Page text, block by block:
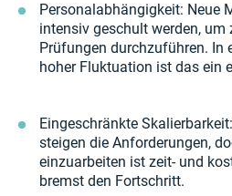
Personalabhängigkeit: Neue
intensiv geschult werden, um
Prüfungen durchzuführen. In
hoher Fluktuation ist das ein
Eingeschränkte
steigen die Anforderungen,
einzuarbeiten ist zeit- und
bremst den Fortschritt.